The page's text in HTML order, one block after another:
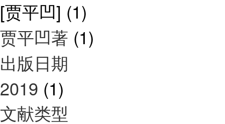
[贾平凹] (1)
贾平凹著 (1)
出版日期
2019 (1)
文献类型